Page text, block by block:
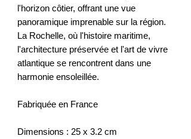
l'horizon côtier, offrant une vue
panoramique imprenable sur la région.
La Rochelle, où l'histoire maritime,
l'architecture préservée et l'art de vivre
atlantique se rencontrent dans une
harmonie ensoleillée.
Fabriquée en France
Dimensions : 25 x 3.2 cm